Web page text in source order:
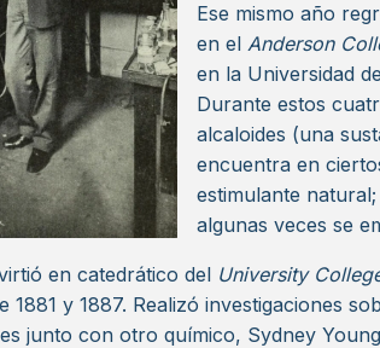
Ese mismo año
en el Anderson
en la Universidad
Durante estos
alcaloides (una
encuentra en
estimulante
algunas veces se
en catedrático del University
1881 y 1887. Realizó investigaciones
junto con otro químico, Sydney